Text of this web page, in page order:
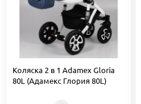
Коляска 2 в 1 Adamex Gloria
80L (Адамекс Глория 80L)